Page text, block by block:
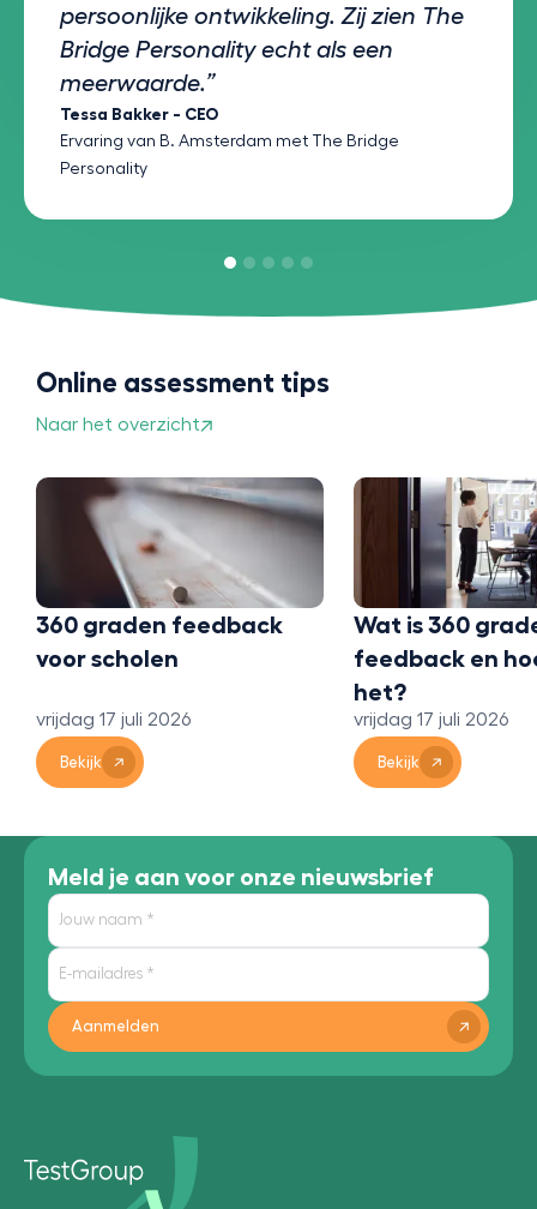
persoonlijke ontwikkeling. Zij zien The
Bridge Personality echt als een
meerwaarde.”
Tessa Bakker - CEO
Ervaring van B. Amsterdam met The Bridge
Personality
Online assessment tips
Naar het overzicht
Wat is 360 graden
feedback en hoe werkt
vrijdag 17 juli 2026
Bekijk
Studie of
Doe een
test voor
maandag 13 juli 2026
Bekijk
Meld je aan voor onze nieuwsbrief
Aanmelden